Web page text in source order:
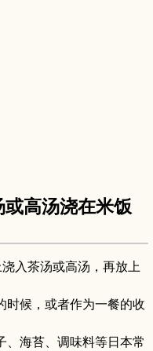
高汤浇在米饭
入茶汤或高汤，再放上
时候，或者作为一餐的收
、海苔、调味料等日本常